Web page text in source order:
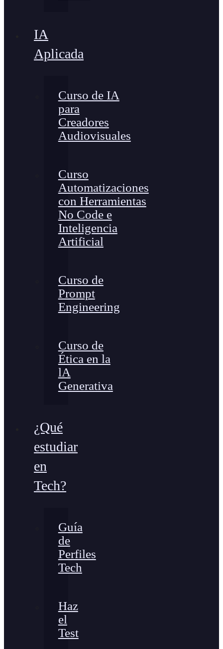
IA
Aplicada
Curso de IA
para
Creadores
Audiovisuales
Curso
Automatizaciones
con Herramientas
No Code e
Inteligencia
Artificial
Curso de
Prompt
Engineering
Curso de
Ética en la
lA
Generativa
¿Qué
estudiar
en
Tech?
Guía
de
Perfiles
Tech
Haz
el
Test